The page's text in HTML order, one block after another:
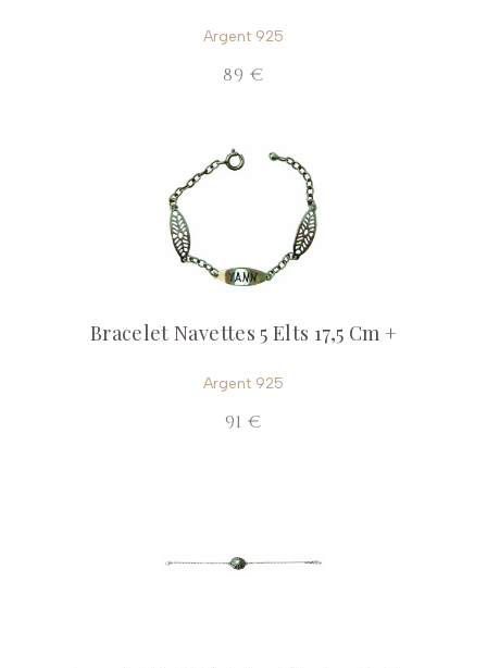
Argent 925
89 €
Bracelet Navettes 5 Elts 17,5 Cm +
Argent 925
91 €